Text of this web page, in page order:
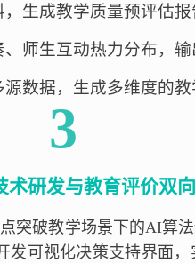
生成教学质量预评估报
师生互动热力分布，输
数据，生成多维度的
3
术研发与教育评价双
突破教学场景下的AI算
发可视化决策支持界面